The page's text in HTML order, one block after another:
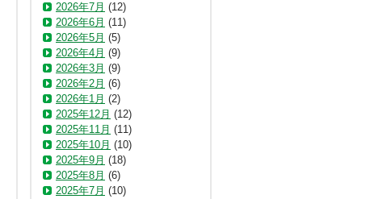
2026年7月 (12)
2026年6月 (11)
2026年5月 (5)
2026年4月 (9)
2026年3月 (9)
2026年2月 (6)
2026年1月 (2)
2025年12月 (12)
2025年11月 (11)
2025年10月 (10)
2025年9月 (18)
2025年8月 (6)
2025年7月 (10)